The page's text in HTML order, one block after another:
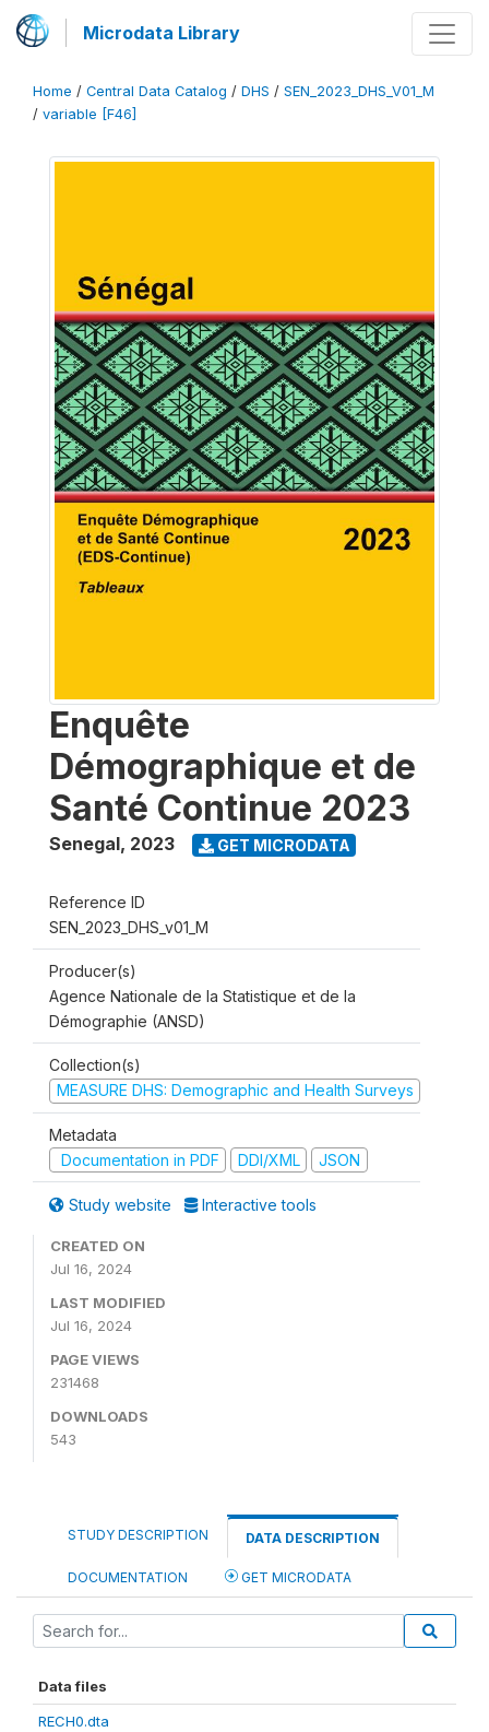
Microdata Library
Home / Central Data Catalog / DHS / SEN_2023_DHS_V01_M
/ variable [F46]
Enquête
Démographique et de
Santé Continue 2023
Senegal, 2023 GET MICRODATA
Reference ID
SEN_2023_DHS_v01_M
Producer(s)
Agence Nationale de la Statistique et de la
Démographie (ANSD)
Collection(s)
MEASURE DHS: Demographic and Health Surveys
Metadata
Documentation in PDF
DDI/XML JSON
Study website Interactive tools
CREATED ON
Jul 16, 2024
LAST MODIFIED
Jul 16, 2024
PAGE VIEWS
231468
DOWNLOADS
543
STUDY DESCRIPTION DATA DESCRIPTION
DOCUMENTATION GET MICRODATA
Data files
RECH0.dta